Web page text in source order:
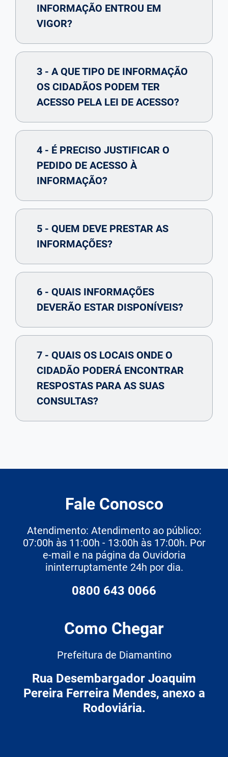
INFORMAÇÃO ENTROU EM
VIGOR?
3 - A QUE TIPO DE INFORMAÇÃO
OS CIDADÃOS PODEM TER
ACESSO PELA LEI DE ACESSO?
4 - É PRECISO JUSTIFICAR O
PEDIDO DE ACESSO À
INFORMAÇÃO?
5 - QUEM DEVE PRESTAR AS
INFORMAÇÕES?
6 - QUAIS INFORMAÇÕES
DEVERÃO ESTAR DISPONÍVEIS?
7 - QUAIS OS LOCAIS ONDE O
CIDADÃO PODERÁ ENCONTRAR
RESPOSTAS PARA AS SUAS
CONSULTAS?
Fale Conosco
Atendimento: Atendimento ao público:
07:00h às 11:00h - 13:00h às 17:00h. Por
e-mail e na página da Ouvidoria
ininterruptamente 24h por dia.
0800 643 0066
Como Chegar
Prefeitura de Diamantino
Rua Desembargador Joaquim
Pereira Ferreira Mendes, anexo a
Rodoviária.